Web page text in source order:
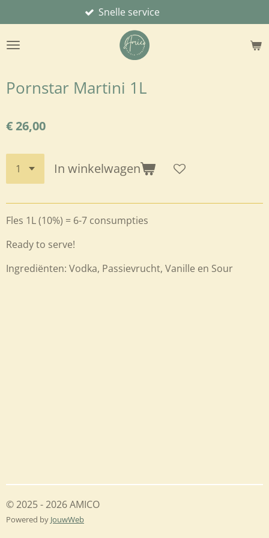
direct
naar
Snelle service
Pornstar Martini 1L
€ 26,00
In winkelwagen
Fles 1L (10%) = 6-7 consumpties
Ready to serve!
Ingrediënten: Vodka, Passievrucht, Vanille en Sour
© 2025 - 2026 AMICO
Powered by JouwWeb